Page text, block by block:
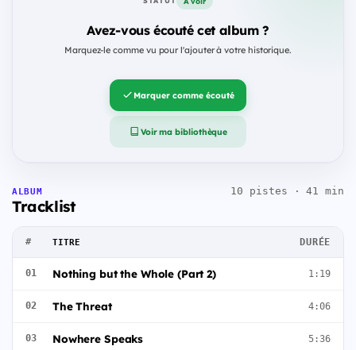
Avez-vous écouté cet album ?
Marquez-le comme vu pour l'ajouter à votre historique.
Marquer comme écouté
Voir ma bibliothèque
ALBUM
Tracklist
10 pistes · 41 min
# TITRE DURÉE
01 Nothing but the Whole (Part 2) 1:19
02 The Threat 4:06
03 Nowhere Speaks 5:36